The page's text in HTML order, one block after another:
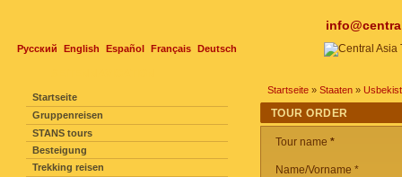
Русский English Español Français Deutsch
Startseite » Staaten »
TOUR ORDER
Tour name *
Name/Vorname *
Startseite
Gruppenreisen
STANS tours
Besteigung
Trekking reisen